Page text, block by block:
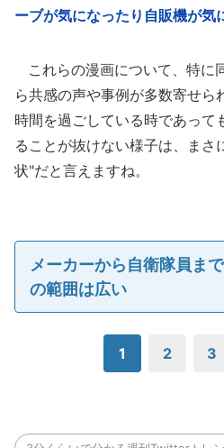
ーブが気になったり自販機が
これらの漫画について、特に
ら共感の声や事例が多数寄せら
時間を過ごしている時であって
ることが抜けない様子は、まさ
状"だと言えますね。
メーカーから自衛隊員ま
の範囲は広い
1 2 3